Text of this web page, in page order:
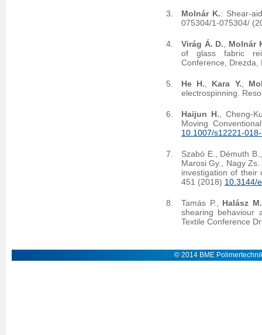
Molnár K.: Shear-
075304/1-075304/
Virág Á. D.
Molnár
of glass fabric
Conference, Drezda,
He H. Kara Y.
electrospinning.
Haijun H. , Cheng-
Moving
10.1007/s12221-
Szabó E., Démuth
Marosi Gy., Nagy
investigation of their
451 (2018) 10.3144/
Tamás P., Halász M.
shearing behaviour
Textile Conference
© 2014 BME